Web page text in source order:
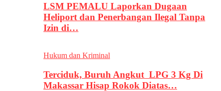
LSM PEMALU Laporkan Dugaan
Heliport dan Penerbangan Ilegal Tanpa
Izin di…
Hukum dan Kriminal
Terciduk, Buruh Angkut LPG 3 Kg Di
Makassar Hisap Rokok Diatas…